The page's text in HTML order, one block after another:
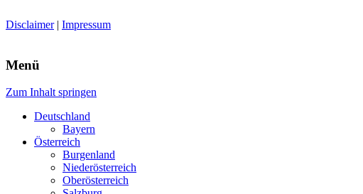
Disclaimer| Impressum
Menü
Zum Inhalt springen
Deutschland
Bayern
Österreich
Burgenland
Niederösterreich
Oberösterreich